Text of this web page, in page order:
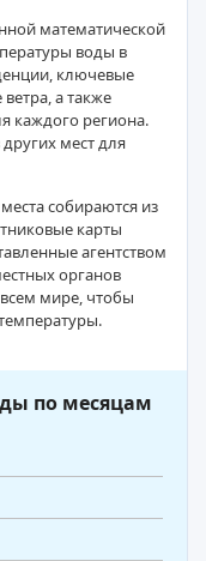
математической
воды в
ключевые
а также
каждого региона.
мест для
собираются из
карты
агентством
органов
мире, чтобы
по месяцам